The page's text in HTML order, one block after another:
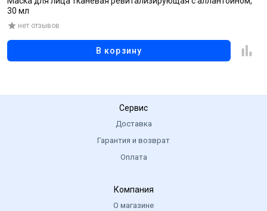
30 мл
нет отзывов
В корзину
Сервис
Доставка
Гарантия и возврат
Оплата
Компания
О магазине